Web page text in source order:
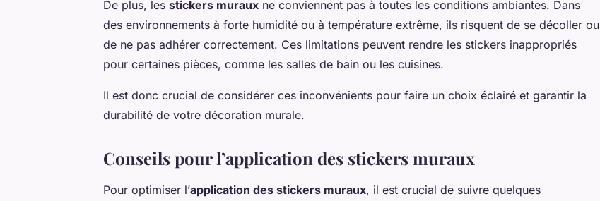
De plus, les stickers muraux ne conviennent pas à toutes les conditions ambiantes. Dans
des environnements à forte humidité ou à température extrême, ils risquent de se décoller ou
de ne pas adhérer correctement. Ces limitations peuvent rendre les stickers inappropriés
pour certaines pièces, comme les salles de bain ou les cuisines.
Il est donc crucial de considérer ces inconvénients pour faire un choix éclairé et garantir la
durabilité de votre décoration murale.
Conseils pour l’application des stickers muraux
Pour optimiser l’application des stickers muraux, il est crucial de suivre quelques